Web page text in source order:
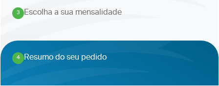
3
. Escolha a sua mensalidade
4
. Resumo do seu pedido